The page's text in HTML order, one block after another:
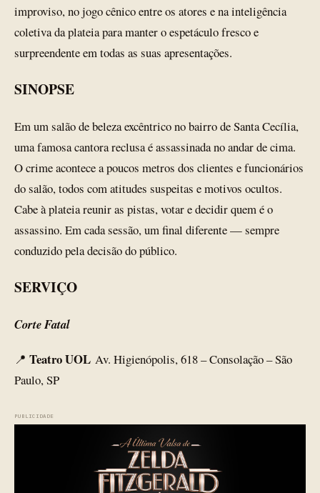
improviso, no jogo cênico entre os atores e na inteligência
coletiva da plateia para manter o espetáculo fresco e
surpreendente em todas as suas apresentações.
SINOPSE
Em um salão de beleza excêntrico no bairro de Santa Cecília,
uma famosa cantora reclusa é assassinada no andar de cima.
O crime acontece a poucos metros dos clientes e funcionários
do salão, todos com atitudes suspeitas e motivos ocultos.
Cabe à plateia reunir as pistas, votar e decidir quem é o
assassino. Em cada sessão, um final diferente — sempre
conduzido pela decisão do público.
SERVIÇO
Corte Fatal
📍 Teatro UOL Av. Higienópolis, 618 – Consolação – São
Paulo, SP
PUBLICIDADE